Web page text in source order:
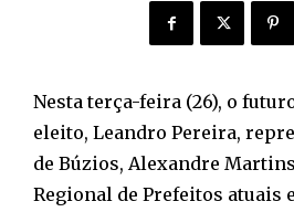
Nesta terça-feira (26), o
eleito, Leandro Pereira,
de Búzios, Alexandre
Regional de Prefeitos atuais